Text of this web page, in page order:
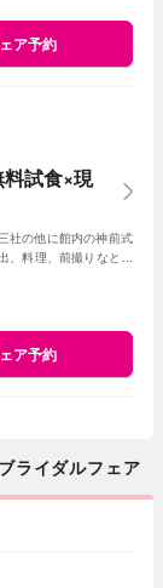
ア予約
料試食×現
社の他に館内の神前式
料理、前撮りなどト
ア予約
イダルフェア